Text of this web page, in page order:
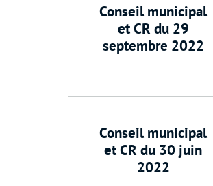
Conseil municipal
et CR du 29
septembre 2022
Conseil municipal
et CR du 30 juin
2022